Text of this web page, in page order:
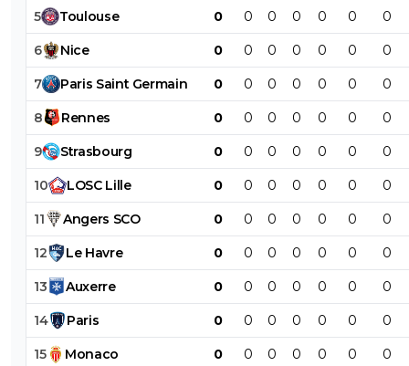
5 Toulouse 0 0 0 0 0 0 0
6 Nice 0 0 0 0 0 0 0
7 Paris Saint Germain 0 0 0 0 0 0 0
8 Rennes 0 0 0 0 0 0 0
9 Strasbourg 0 0 0 0 0 0 0
10 LOSC Lille 0 0 0 0 0 0 0
11 Angers SCO 0 0 0 0 0 0 0
12 Le Havre 0 0 0 0 0 0 0
13 Auxerre 0 0 0 0 0 0 0
14 Paris 0 0 0 0 0 0 0
15 Monaco 0 0 0 0 0 0 0